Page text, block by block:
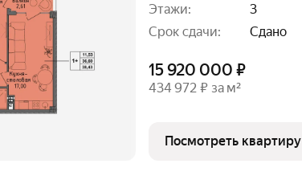
Этажи:
3
Срок сдачи:
Сдано
15 920 000 ₽
434 972 ₽ за м²
Посмотреть квартиру